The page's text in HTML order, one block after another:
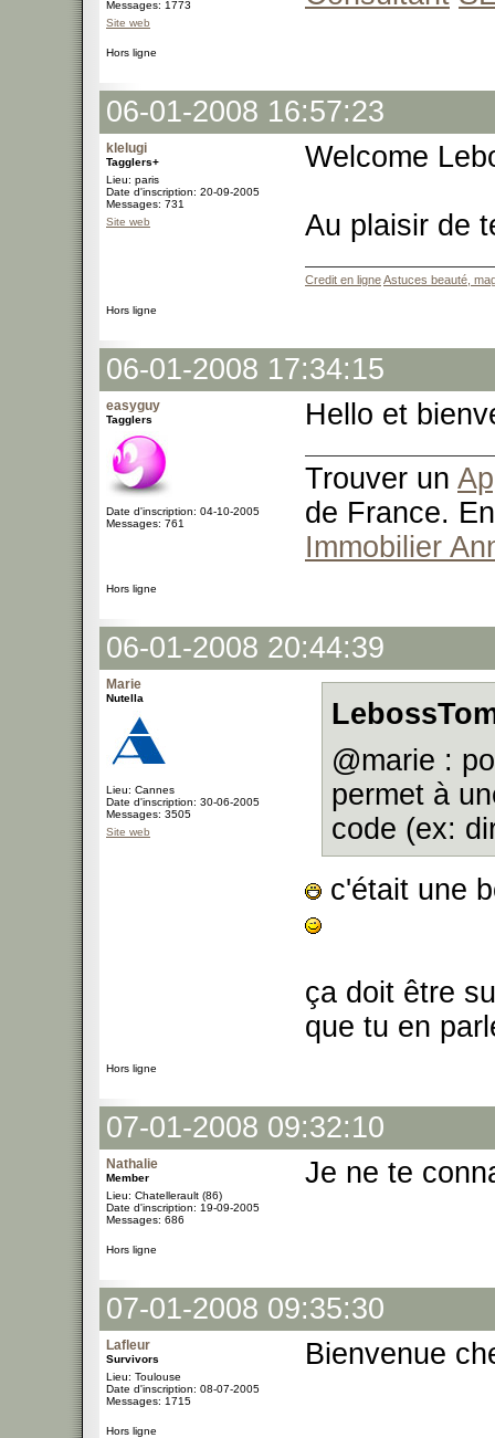
Messages: 1773
Site web
Hors ligne
06-01-2008 16:57:23
klelugi
Tagglers+
Lieu: paris
Date d'inscription: 20-09-2005
Messages: 731
Site web
Welcome
Au plaisir de
Credit en ligneAstuces beauté,
Hors ligne
06-01-2008 17:34:15
easyguy
Tagglers
Date d'inscription: 04-10-2005
Messages: 761
Hello et
Trouver un
de France.
Immobilier
Hors ligne
06-01-2008 20:44:39
Marie
Nutella
Lieu: Cannes
Date d'inscription: 30-06-2005
Messages: 3505
Site web
@marie :
permet à
code (ex:
c'était une
ça doit être
que tu en
Hors ligne
07-01-2008 09:32:10
Nathalie
Member
Lieu: Chatellerault (86)
Date d'inscription: 19-09-2005
Messages: 686
Je ne te
Hors ligne
07-01-2008 09:35:30
Lafleur
Survivors
Lieu: Toulouse
Date d'inscription: 08-07-2005
Messages: 1715
Bienvenue
Hors ligne